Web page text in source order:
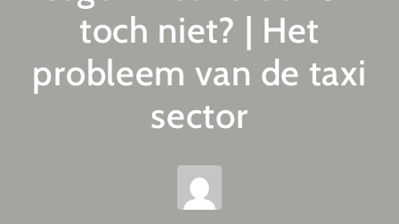
toch niet? | Het
probleem van de taxi
sector